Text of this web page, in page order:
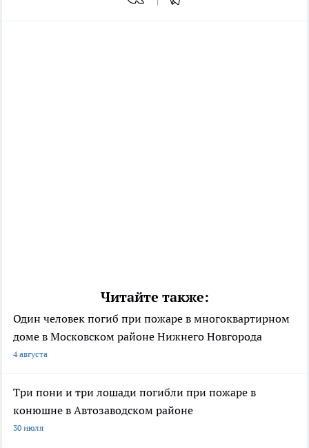
Читайте также:
Один человек погиб при пожаре в многоквартирном
доме в Московском районе Нижнего Новгорода
4 августа
Три пони и три лошади погибли при пожаре в
конюшне в Автозаводском районе
30 июля